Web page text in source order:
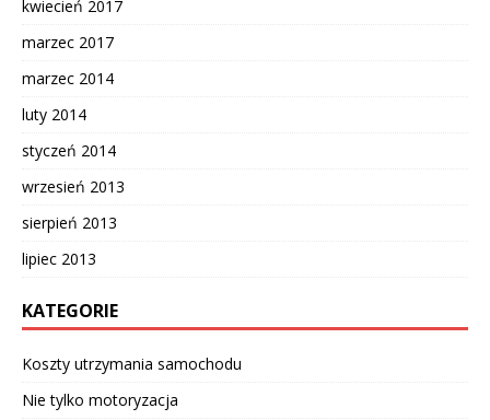
kwiecień 2017
marzec 2017
marzec 2014
luty 2014
styczeń 2014
wrzesień 2013
sierpień 2013
lipiec 2013
KATEGORIE
Koszty utrzymania samochodu
Nie tylko motoryzacja